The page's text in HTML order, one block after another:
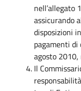
nell’allegato
assicurando
disposizioni
pagamenti
agosto 2010,
Il